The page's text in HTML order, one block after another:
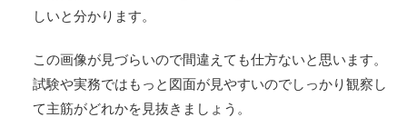
しいと分かります。
この画像が見づらいので間違えても仕方ないと思います。
試験や実務ではもっと図面が見やすいのでしっかり観察し
て主筋がどれかを見抜きましょう。